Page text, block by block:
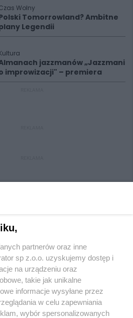
Wolny
Tomorrowland? Ambitne
Legendii
jazzmanów „Jazzmani
improwizacji" – premiera
partnerów oraz inne
sp z.o.o. uzyskujemy dostęp i
na urządzeniu oraz
takie jak unikalne
informacje wysyłane przez
w celu zapewniania
wybór spersonalizowanych